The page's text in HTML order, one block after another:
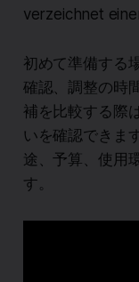
verzeichnet
初めて準備する
確認、調整の時
補を比較する際は
いを確認できま
途、予算、使用
す。